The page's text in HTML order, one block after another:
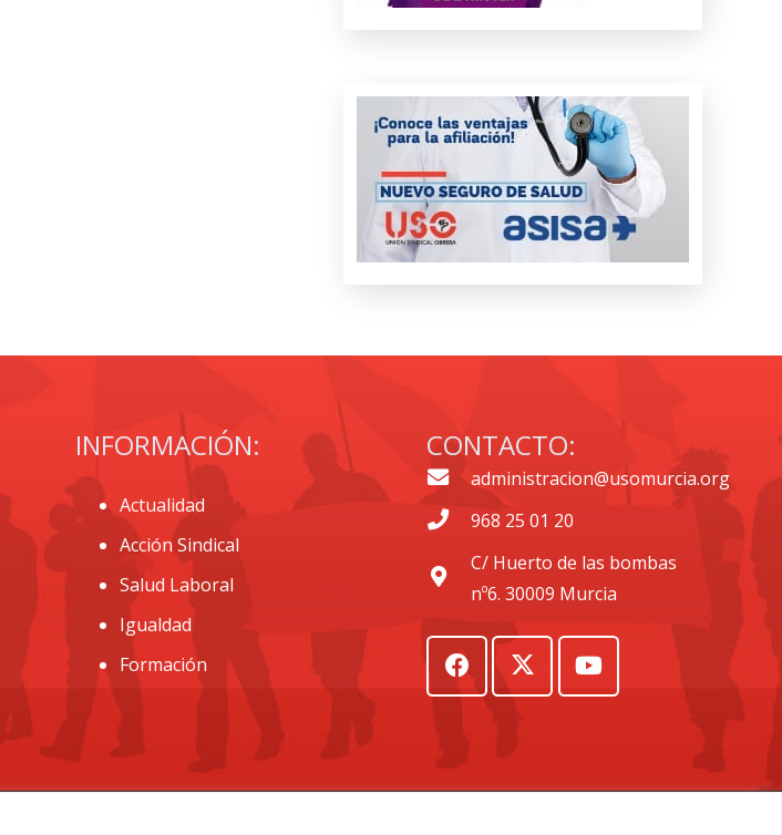
INFORMACIÓN:
Actualidad
Acción Sindical
Salud Laboral
Igualdad
Formación
CONTACTO:
administracion@usomurcia.org
968 25 01 20
C/ Huerto de las bombas
nº6. 30009 Murcia